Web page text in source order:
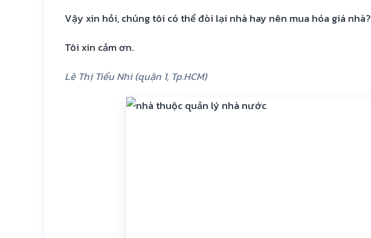
Vậy xin hỏi, chúng tôi có thể đòi lại nhà hay nên mua hóa giá nhà?
Tôi xin cảm ơn.
Lê Thị Tiểu Nhi (quận 1, Tp.HCM)